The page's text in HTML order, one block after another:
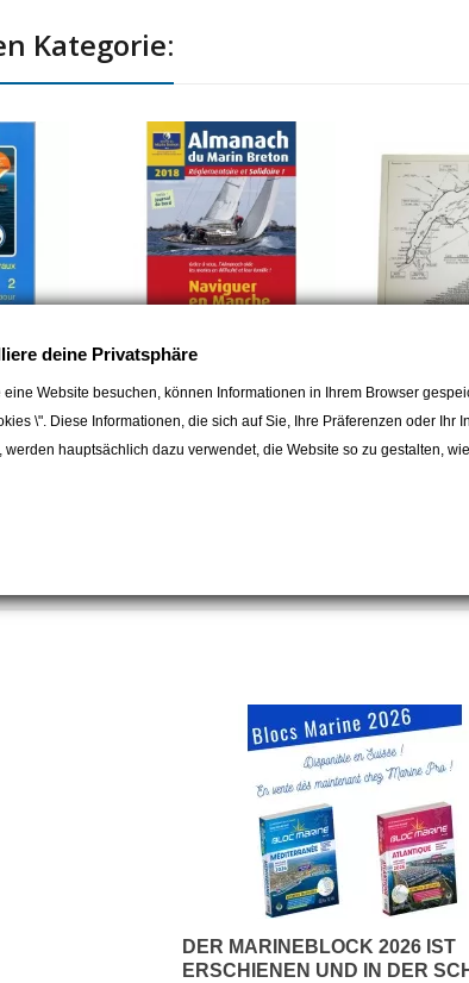
Kategorie:
pour
en
L'Almanach du Marin Breton
2018 - Naviguer en Manche
et Altlantique
Genfersee
9,00 CHF
DER MARINEBLOCK 2026 IST
ERSCHIENEN UND IN DER
deine Privatsphäre
eine Website besuchen, können Informationen in Ihrem Browser
\". Diese Informationen, die sich auf Sie, Ihre Präferenzen oder Ihr
werden hauptsächlich dazu verwendet, die Website so zu gestalten,